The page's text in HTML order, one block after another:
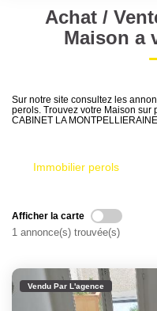
Nos
Sélectionnez...
Type de bien
Créer une alerte
Achat /
Maison a
Sur notre site consultez les
perols. Trouvez votre Maison
CABINET LA
Immobilier perols
Afficher la carte
1 annonce(s) trouvée(s)
Vendu Par L'agence